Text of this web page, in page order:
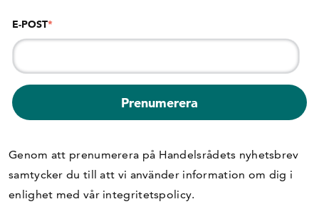
E-POST*
Genom att prenumerera på Handelsrådets nyhetsbrev
samtycker du till att vi använder information om dig i
enlighet med vår integritetspolicy.